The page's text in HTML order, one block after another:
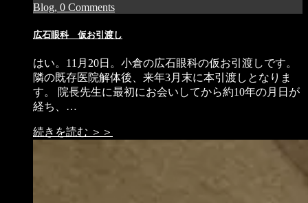
Blog, 0 Comments
広石眼科 仮お引渡し
はい。11月20日。小倉の広石眼科の仮お引渡しです。
隣の既存医院解体後、来年3月末に本引渡しとなりま
す。 院長先生に最初にお会いしてから約10年の月日が
経ち、…
続きを読む ＞＞